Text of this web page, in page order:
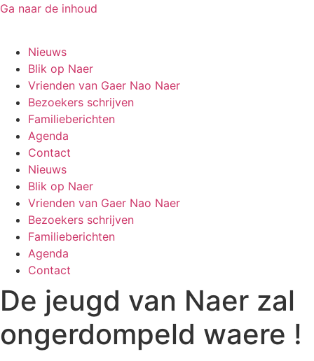
Ga naar de inhoud
Nieuws
Blik op Naer
Vrienden van Gaer Nao Naer
Bezoekers schrijven
Familieberichten
Agenda
Contact
Nieuws
Blik op Naer
Vrienden van Gaer Nao Naer
Bezoekers schrijven
Familieberichten
Agenda
Contact
De jeugd van Naer zal
ongerdompeld waere !